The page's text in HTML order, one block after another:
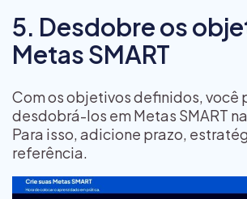
5. Desdobre os
Metas SMART
Com os objetivos definidos, você
desdobrá-los em Metas SMART
Para isso, adicione prazo,
referência.